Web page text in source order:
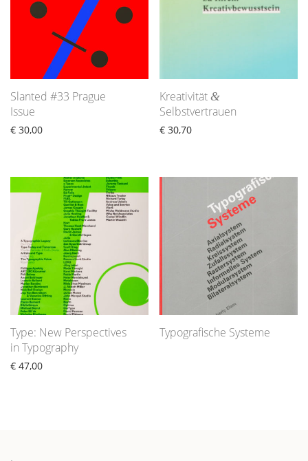
Slanted #33 Prague
Issue
€ 30,00
Kreativität &
Selbstvertrauen
€ 30,70
Type: New Perspectives
in Typography
€ 47,00
Typografische Systeme